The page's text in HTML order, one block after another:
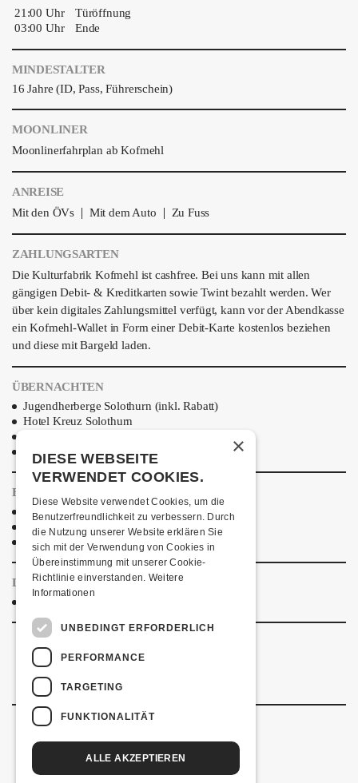
21:00 Uhr
Türöffnung
03:00 Uhr
Ende
MINDESTALTER
16 Jahre (ID, Pass, Führerschein)
MOONLINER
Moonlinerfahrplan ab Kofmehl
ANREISE
Mit den ÖVs | Mit dem Auto | Zu Fuss
ZAHLUNGSARTEN
Die Kulturfabrik Kofmehl ist cashfree. Bei uns kann mit allen
gängigen Debit- & Kreditkarten sowie Twint bezahlt werden. Wer
über kein digitales Zahlungsmittel verfügt, kann vor der Abendkasse
ein Kofmehl-Wallet in Form einer Debit-Karte kostenlos beziehen
und diese mit Bargeld laden.
ÜBERNACHTEN
Jugendherberge Solothurn (inkl. Rabatt)
Hotel Kreuz Solothurn
Weitere Unterkünfte
ESSENSTIPPS
Pier 11
Restaurant Kreuz
Pittaria
LINKS & PARTNER
Kulturfabrik Kofmehl
Kofmehlweg 1
×
DIESE WEBSEITE
VERWENDET COOKIES.
Diese Website verwendet Cookies, um die
Benutzerfreundlichkeit zu verbessern. Durch
die Nutzung unserer Website erklären Sie
sich mit der Verwendung von Cookies in
Übereinstimmung mit unserer Cookie-
Richtlinie einverstanden. Weitere
Informationen
UNBEDINGT ERFORDERLICH
PERFORMANCE
TARGETING
FUNKTIONALITÄT
ALLE AKZEPTIEREN